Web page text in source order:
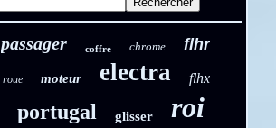
passager coffre chrome flhr
roue moteur electra flhx
portugal glisser roi